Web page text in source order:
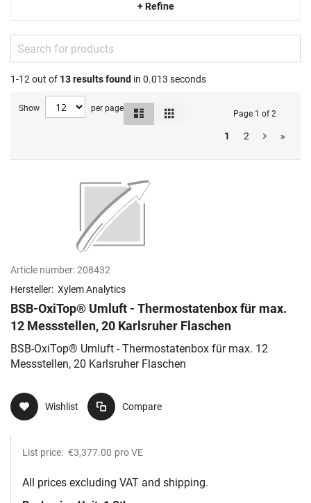
+ Refine
1-12 out of 13results found in 0.013 seconds
Show per page
Page 1 of 2
1 2 »
View
Article number:208432
Hersteller: Xylem Analytics
BSB-OxiTop® Umluft - Thermostatenbox für max.
12 Messstellen, 20 Karlsruher Flaschen
BSB-OxiTop® Umluft - Thermostatenbox für max. 12
Messstellen, 20 Karlsruher Flaschen
Wishlist Compare
List price: €3,377.00 pro VE
All prices excluding VAT and shipping.